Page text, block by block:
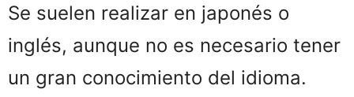
Se suelen realizar en japonés o
inglés, aunque no es necesario tener
un gran conocimiento del idioma.